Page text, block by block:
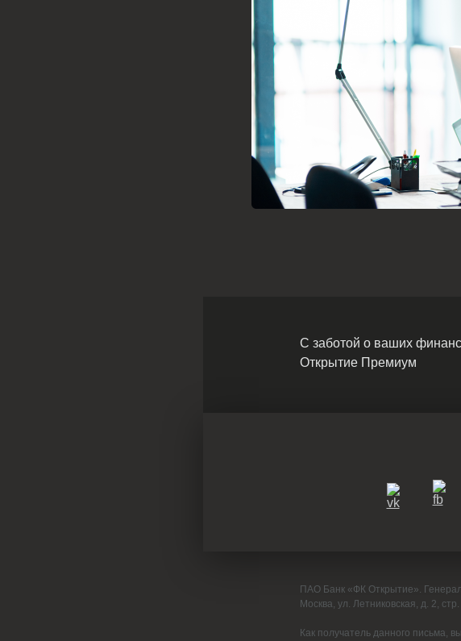
С заботой о ваших
Открытие Премиум
ПАО Банк «ФК Открытие».
Москва, ул. Летниковская, д. 2, стр.
Как получатель данного письма,